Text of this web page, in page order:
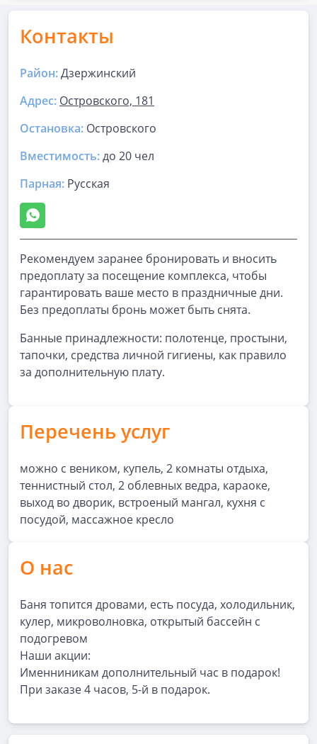
Контакты
Район:Дзержинский
Адрес: Островского, 181
Остановка: Островского
Вместимость:до 20 чел
Парная: Русская
Рекомендуем заранее бронировать и вносить
предоплату за посещение комплекса, чтобы
гарантировать ваше место в праздничные дни.
Без предоплаты бронь может быть снята.
Банные принадлежности: полотенце, простыни,
тапочки, средства личной гигиены, как правило
за дополнительную плату.
Перечень услуг
можно с веником, купель, 2 комнаты отдыха,
теннистный стол, 2 облевных ведра, караоке,
выход во дворик, встроеный мангал, кухня с
посудой, массажное кресло
О нас
Баня топится дровами, есть посуда, холодильник,
кулер, микроволновка, открытый бассейн с
подогревом
Наши акции:
Именниникам дополнительный час в подарок!
При заказе 4 часов, 5-й в подарок.